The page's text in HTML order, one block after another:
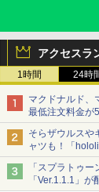
アクセスラ
1時間 24時
マクドナルド、
最低注文料金が
1,500円から受付
そらザウルスや
ャツも！「
ラインナップ公
「スプラトゥ
「Ver.1.1.1」